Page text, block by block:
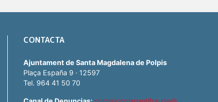
CONTACTA
Ajuntament de Santa Magdalena de Polpis
Plaça España 9 · 12597
Tel. 964 41 50 70